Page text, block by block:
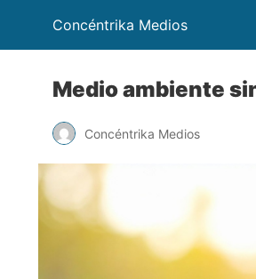
Concéntrika Medios
Medio ambiente
Concéntrika Medios